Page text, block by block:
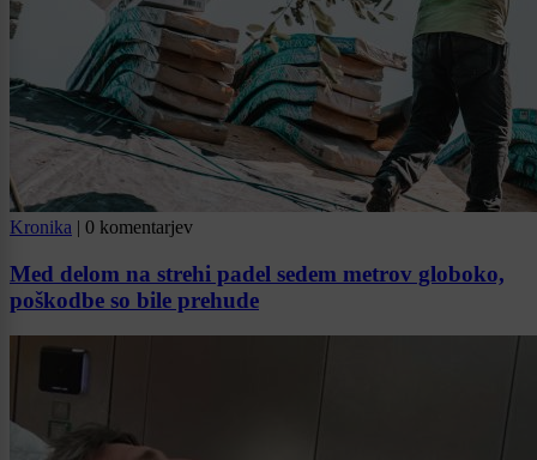
Kronika | 0 komentarjev
Med delom na strehi padel sedem metrov globoko,
poškodbe so bile prehude